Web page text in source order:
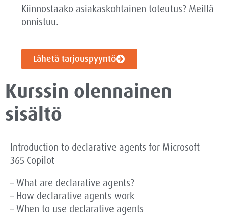
Kiinnostaako asiakaskohtainen toteutus? Meillä
onnistuu.
Lähetä tarjouspyyntö
Kurssin olennainen
sisältö
Introduction to declarative agents for Microsoft
365 Copilot
– What are declarative agents?
– How declarative agents work
– When to use declarative agents